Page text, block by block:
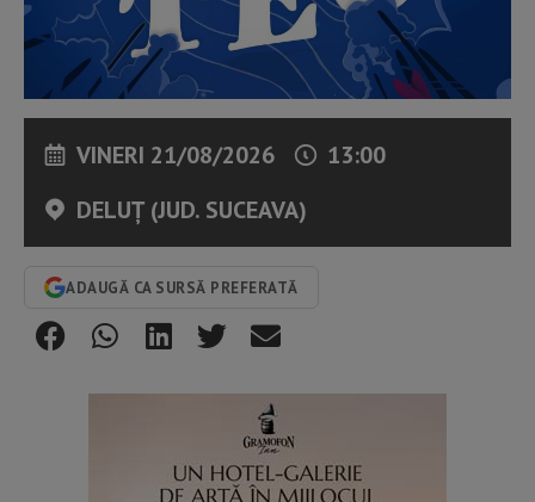
VINERI 21/08/2026
13:00
DELUȚ (JUD. SUCEAVA)
ADAUGĂ CA SURSĂ PREFERATĂ